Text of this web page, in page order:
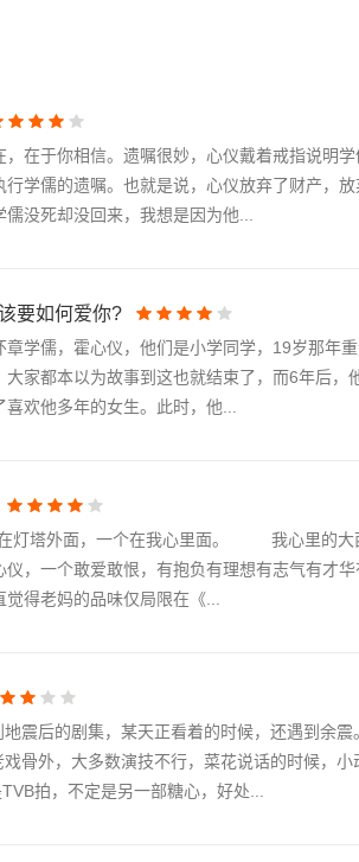
再三保证，绝不会因私害公。最后心仪决定接
喜见美国大学的旧同学赵凯琪回港，两人聚旧
人终找到解决工厂困境的出路。张爱玲传开
人同时呆住。
，在于你相信。遗嘱很妙，心仪戴着戒指说明
学儒的遗嘱。也就是说，心仪放弃了财产，
没死却没回来，我想是因为他...
要如何爱你?
章学儒，霍心仪，他们是小学同学，19岁那年
大家都本以为故事到这也就结束了，而6年后
欢他多年的女生。此时，他...
灯塔外面，一个在我心里面。 我心里的大
，一个敢爱敢恨，有抱负有理想有志气有才
得老妈的品味仅局限在《...
震后的剧集，某天正看着的时候，还遇到余
骨外，大多数演技不行，菜花说话的时候，
拍，不定是另一部糖心，好处...